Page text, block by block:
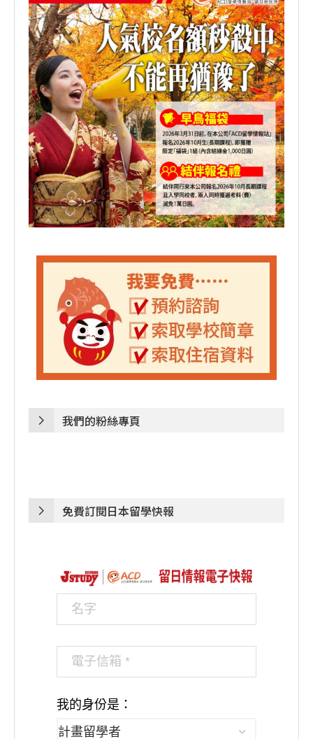
我們的粉絲專頁
免費訂閱日本留學快報
我的身份是：